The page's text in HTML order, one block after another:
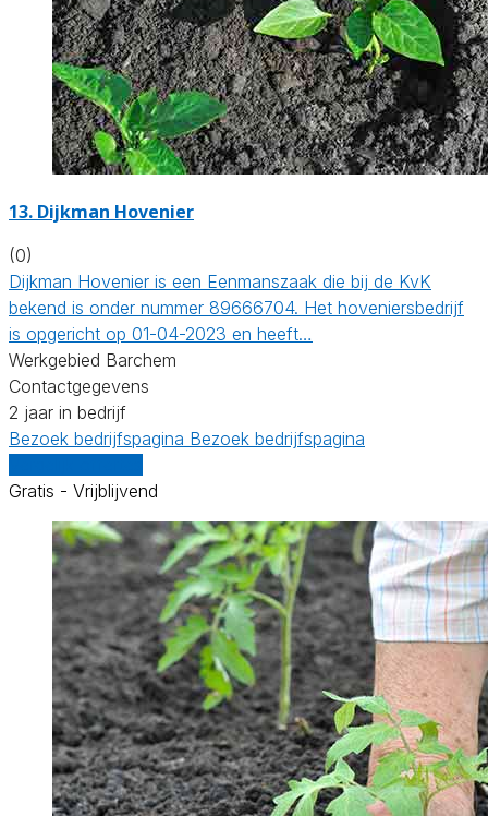
13. Dijkman Hovenier
(0)
Dijkman Hovenier is een Eenmanszaak die bij de KvK
bekend is onder nummer 89666704. Het hoveniersbedrijf
is opgericht op 01-04-2023 en heeft…
Werkgebied Barchem
Contactgegevens
2 jaar in bedrijf
Bezoek bedrijfspagina Bezoek bedrijfspagina
Gratis - Vrijblijvend